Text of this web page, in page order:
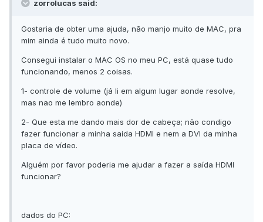
zorrolucas said:
Gostaria de obter uma ajuda, não manjo muito de MAC, pra
mim ainda é tudo muito novo.
Consegui instalar o MAC OS no meu PC, está quase tudo
funcionando, menos 2 coisas.
1- controle de volume (já li em algum lugar aonde resolve,
mas nao me lembro aonde)
2- Que esta me dando mais dor de cabeça; não condigo
fazer funcionar a minha saida HDMI e nem a DVI da minha
placa de vídeo.
Alguém por favor poderia me ajudar a fazer a saída HDMI
funcionar?
dados do PC: